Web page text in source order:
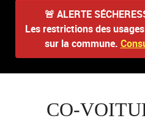
🚨 ALERTE
Les restrictions des
sur la commune.
CO-